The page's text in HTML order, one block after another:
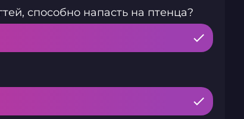
способно напасть на птенца?